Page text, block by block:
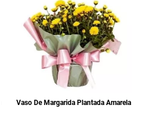
Vaso De Margarida Plantada Amarela